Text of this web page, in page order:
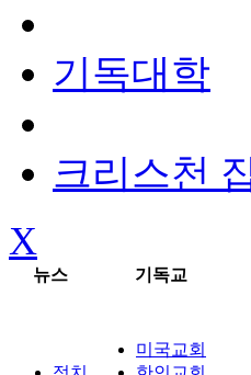
기독대학
크리스천
X
뉴스 기독교
미국교회